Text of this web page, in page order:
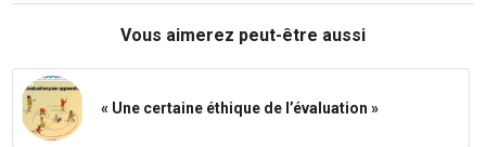
Vous aimerez peut-être aussi
« Une certaine éthique de l’évaluation »